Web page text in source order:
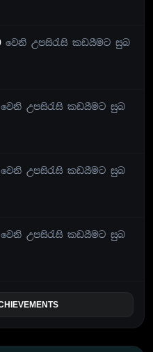
වෙනි උපසිරැසි කඩයීමට සුබ
උපසිරැසි කඩයීමට සුබ
වෙනි උපසිරැසි කඩයීමට සුබ
උපසිරැසි කඩයීමට සුබ